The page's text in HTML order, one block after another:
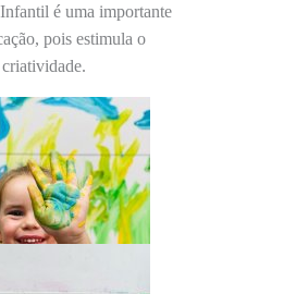
é uma importante
pois estimula o